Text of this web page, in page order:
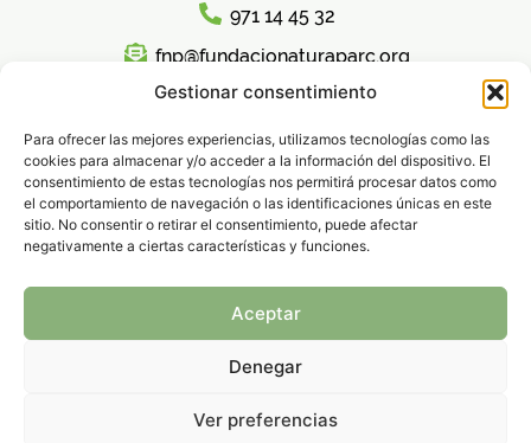
Gestionar consentimiento
Para ofrecer las mejores experiencias, utilizamos tecnologías como las
cookies para almacenar y/o acceder a la información del dispositivo. El
consentimiento de estas tecnologías nos permitirá procesar datos como
el comportamiento de navegación o las identificaciones únicas en este
sitio. No consentir o retirar el consentimiento, puede afectar
negativamente a ciertas características y funciones.
Aceptar
Denegar
Ver preferencias
971 14 45 32
fnp@fundacionaturaparc.org
Lunes a Viernes
8:00h – 16:00h
Política de Privacidad|Aviso legal|Política de
Cookies
© 2026 Fundación Natura Parc – Todos los derechos
reservados.